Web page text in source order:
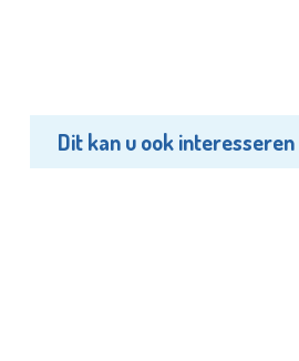
Dit kan u ook interesseren